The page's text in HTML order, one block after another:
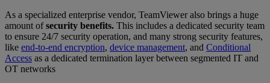
As a specialized enterprise vendor, TeamViewer also brings a huge
amount ofsecurity benefits. This includes a dedicated security team
to ensure 24/7 security operation, and many strong security features,
like end-to-end encryption, device management, and Conditional
Access as a dedicated termination layer between segmented IT and
OT networks